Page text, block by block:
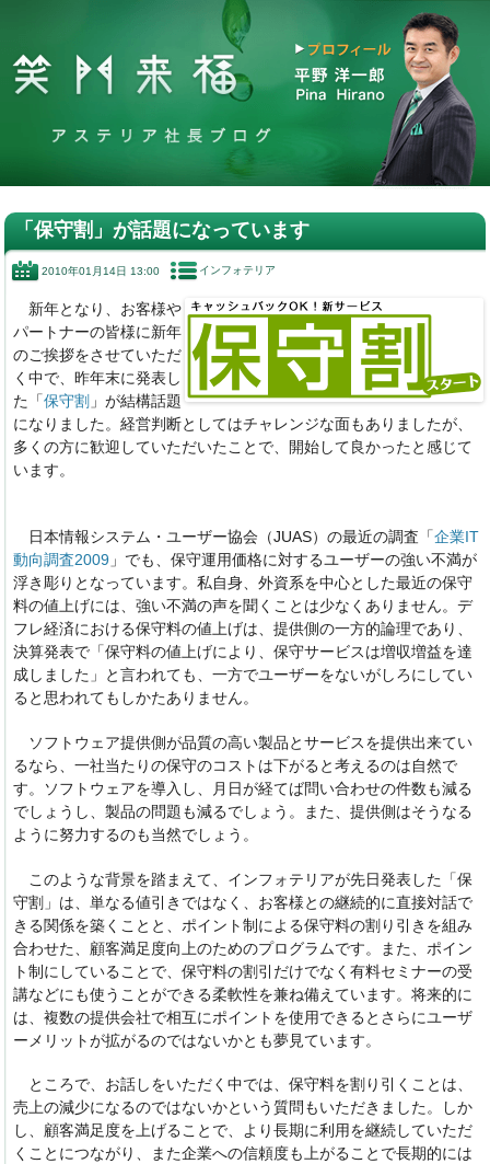
「保守割」が話題になっています
2010年01月14日 13:00 インフォテリア
新年となり、お客様や
パートナーの皆様に新年
のご挨拶をさせていただ
く中で、昨年末に発表し
た「保守割 」が結構話題
になりました。経営判断としてはチャレンジな面もありましたが、
多くの方に歓迎していただいたことで、開始して良かったと感じて
います。
日本情報システム・ユーザー協会（JUAS）の最近の調査「企業IT
動向調査2009 」でも、保守運用価格に対するユーザーの強い不満が
浮き彫りとなっています。私自身、外資系を中心とした最近の保守
料の値上げには、強い不満の声を聞くことは少なくありません。デ
フレ経済における保守料の値上げは、提供側の一方的論理であり、
決算発表で「保守料の値上げにより、保守サービスは増収増益を達
成しました」と言われても、一方でユーザーをないがしろにしてい
ると思われてもしかたありません。
ソフトウェア提供側が品質の高い製品とサービスを提供出来てい
るなら、一社当たりの保守のコストは下がると考えるのは自然で
す。ソフトウェアを導入し、月日が経てば問い合わせの件数も減る
でしょうし、製品の問題も減るでしょう。また、提供側はそうなる
ように努力するのも当然でしょう。
このような背景を踏まえて、インフォテリアが先日発表した「保
守割」は、単なる値引きではなく、お客様との継続的に直接対話で
きる関係を築くことと、ポイント制による保守料の割り引きを組み
合わせた、顧客満足度向上のためのプログラムです。また、ポイン
ト制にしていることで、保守料の割引だけでなく有料セミナーの受
講などにも使うことができる柔軟性を兼ね備えています。将来的に
は、複数の提供会社で相互にポイントを使用できるとさらにユーザ
ーメリットが拡がるのではないかとも夢見ています。
ところで、お話しをいただく中では、保守料を割り引くことは、
売上の減少になるのではないかという質問もいただきました。しか
し、顧客満足度を上げることで、より長期に利用を継続していただ
くことにつながり、また企業への信頼度も上がることで長期的には